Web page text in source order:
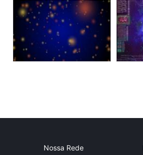
Nossa Rede